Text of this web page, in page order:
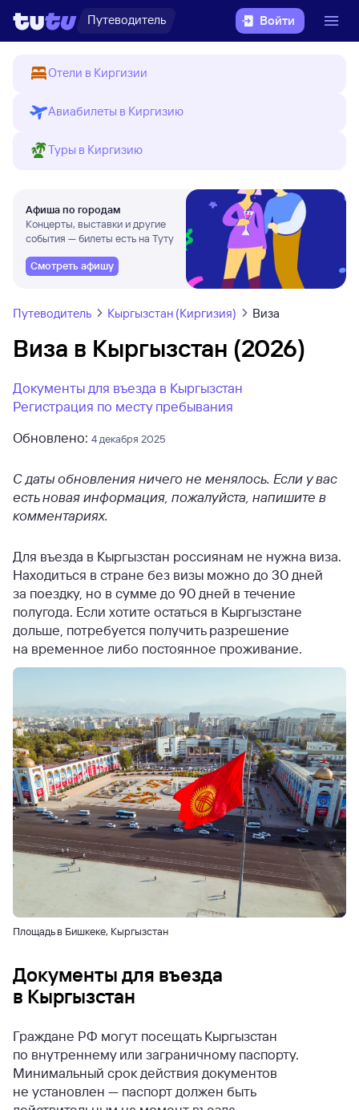
Путеводитель Войти
Отели в Киргизии
Авиабилеты в Киргизию
Туры в Киргизию
Афиша по городам
Концерты, выставки и другие
события — билеты есть на Туту
Смотреть афишу
Путеводитель Кыргызстан (Киргизия) Виза
Виза в Кыргызстан (2026)
Документы для въезда в Кыргызстан
Регистрация по месту пребывания
Обновлено: 4 декабря 2025
С даты обновления ничего не менялось. Если у вас
есть новая информация, пожалуйста, напишите в
комментариях.
Для въезда в Кыргызстан россиянам не нужна виза.
Находиться в стране без визы можно до 30 дней
за поездку, но в сумме до 90 дней в течение
полугода. Если хотите остаться в Кыргызстане
дольше, потребуется получить разрешение
на временное либо постоянное проживание.
Площадь в Бишкеке, Кыргызстан
Документы для въезда
в Кыргызстан
Граждане РФ могут посещать Кыргызстан
по внутреннему или заграничному паспорту.
Минимальный срок действия документов
не установлен — паспорт должен быть